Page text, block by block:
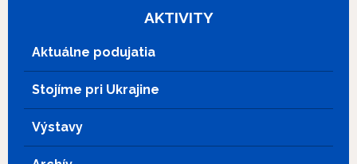
AKTIVITY
Aktuálne podujatia
Stojíme pri Ukrajine
Výstavy